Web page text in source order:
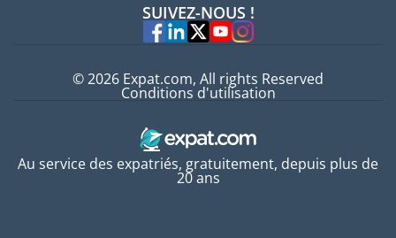
Experts
SUIVEZ-NOUS !
Au service des expatriés, gratuitement, depuis plus de
20 ans
© 2026 Expat.com, All rights Reserved
Conditions d'utilisation